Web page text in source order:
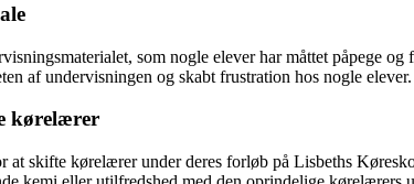
som nogle elever har måttet påpege og
af undervisningen og skabt frustration hos nogle elever.
kørelærer
at skifte kørelærer under deres forløb på Lisbeths